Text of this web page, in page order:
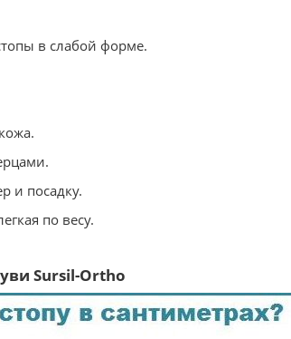
в слабой форме.
и посадку.
по весу.
Sursil-Ortho